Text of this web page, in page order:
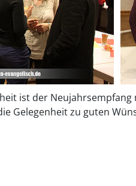
ist der
Gelegenheit zu guten